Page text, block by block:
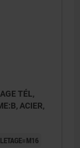
TÉL,
ACIER,